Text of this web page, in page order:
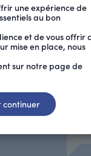
une expérience de
au bon
et de vous offrir
mise en place, nous
sur notre page de
continuer